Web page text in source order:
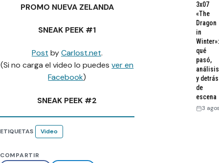
PROMO NUEVA ZELANDA
SNEAK PEEK #1
Post byCarlost.net.
(Si no carga el video lo puedesver en
Facebook)
SNEAK PEEK #2
ETIQUETAS Video
COMPARTIR
3x07
«The
Dragon
in
Winter»:
qué
pasó,
análisis
y detrás
de
escena
3